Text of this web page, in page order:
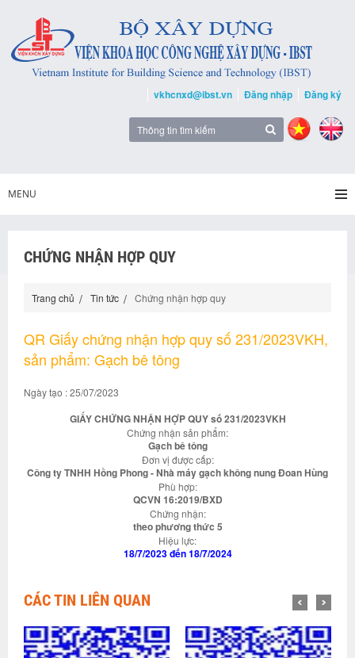
vkhcnxd@ibst.vn Đăng nhập Đăng ký
MENU
CHỨNG NHẬN HỢP QUY
Trang chủ Tin tức Chứng nhận hợp quy
QR Giấy chứng nhận hợp quy số 231/2023VKH,
sản phẩm: Gạch bê tông
Ngày tạo : 25/07/2023
GIẤY CHỨNG NHẬN HỢP QUY số 231/2023VKH
Chứng nhận sản phẩm:
Gạch bê tông
Đơn vị được cấp:
Công ty TNHH Hồng Phong - Nhà máy gạch không nung Đoan Hùng
Phù hợp:
QCVN 16:2019/BXD
Chứng nhận:
theo phương thức 5
Hiệu lực:
18/7/2023 đến 18/7/2024
CÁC TIN LIÊN QUAN